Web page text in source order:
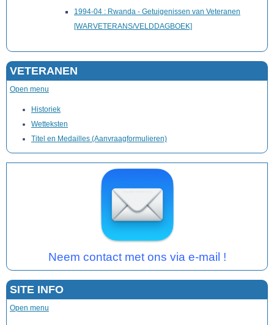
1994-04 : Rwanda - Getuigenissen van Veteranen
[WARVETERANS/VELDDAGBOEK]
VETERANEN
Open menu
Historiek
Wetteksten
Titel en Medailles (Aanvraagformulieren)
Neem contact met ons via e-mail !
SITE INFO
Open menu